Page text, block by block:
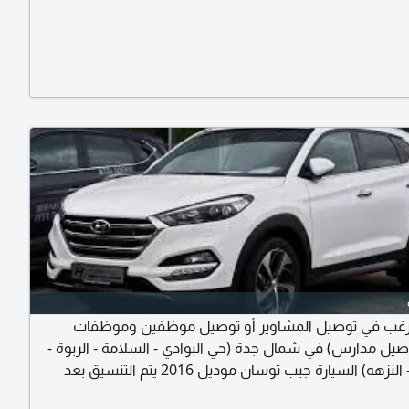
في توصيل المشاوير أو توصيل موظفين وموظفات
مدارس) في شمال جدة (حي البوادي - السلامة - الربوة -
الفيصلية - النزهه) السيارة جيب توسان موديل 2016 يتم التنسيق بعد